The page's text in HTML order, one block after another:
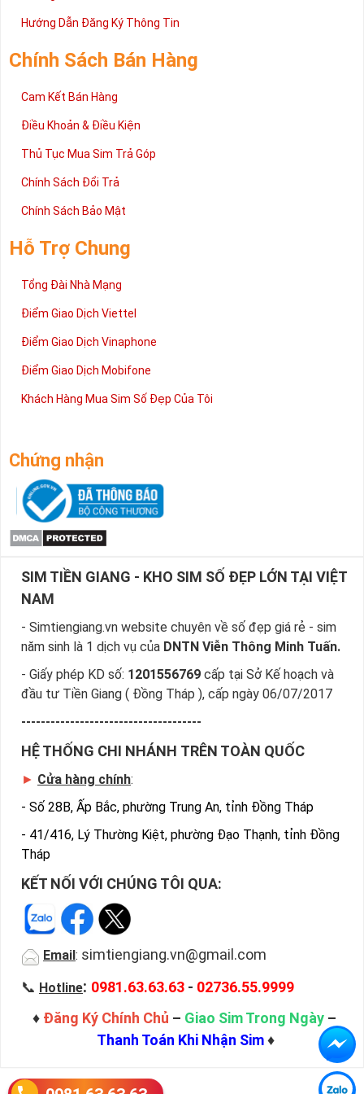
Hướng Dẫn Đăng Ký Thông Tin
Chính Sách Bán Hàng
Cam Kết Bán Hàng
Điều Khoản & Điều Kiện
Thủ Tục Mua Sim Trả Góp
Chính Sách Đổi Trả
Chính Sách Bảo Mật
Hỗ Trợ Chung
Tổng Đài Nhà Mạng
Điểm Giao Dịch Viettel
Điểm Giao Dịch Vinaphone
Điểm Giao Dịch Mobifone
Khách Hàng Mua Sim Số Đẹp Của Tôi
Chứng nhận
SIM TIỀN GIANG - KHO SIM SỐ ĐẸP LỚN TẠI VIỆT
NAM
- Simtiengiang.vn website chuyên về số đẹp giá rẻ - sim
năm sinh là 1 dịch vụ của DNTN Viễn Thông Minh Tuấn.
- Giấy phép KD số: 1201556769 cấp tại Sở Kế hoạch và
đầu tư Tiền Giang ( Đồng Tháp ), cấp ngày 06/07/2017
-------------------------------------
HỆ THỐNG CHI NHÁNH TRÊN TOÀN QUỐC
► Cửa hàng chính:
- Số 28B, Ấp Bắc, phường Trung An, tỉnh Đồng Tháp
- 41/416, Lý Thường Kiệt, phường Đạo Thạnh, tỉnh Đồng
Tháp
KẾT NỐI VỚI CHÚNG TÔI QUA:
Email : simtiengiang.vn@gmail.com
📞 Hotline: 0981.63.63.63 - 02736.55.9999
♦ Đăng Ký Chính Chủ – Giao Sim Trong Ngày –
Thanh Toán Khi Nhận Sim♦